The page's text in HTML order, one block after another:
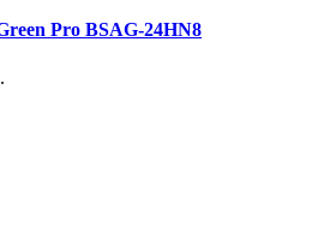
Pro BSAG-24HN8